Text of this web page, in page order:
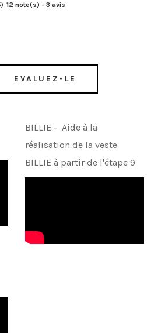
) 12 note(s) - 3 avis
EVALUEZ-LE
BILLIE - Aide à la
réalisation de la veste
BILLIE à partir de l'étape 9